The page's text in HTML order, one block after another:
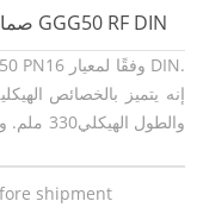
DN450 PN16 صمام البوابة الحديدية الدكتايل GGG50 RF DIN
الناعم لمياه الشرب F4، والطول الهيكلي
330
shipment